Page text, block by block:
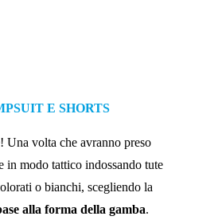
E SHORTS
! Una volta che avranno preso
in modo tattico indossando tute
o bianchi, scegliendo la
alla forma della gamba.